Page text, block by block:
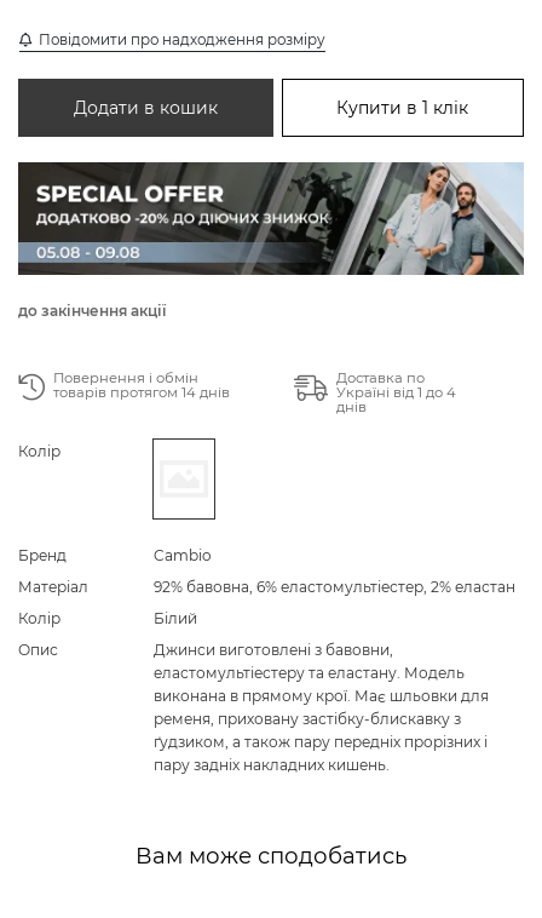
Повідомити про надходження розміру
Додати в кошик Купити в 1 клік
до закінчення акції
Повернення і обмін
товарів протягом 14 днів
Доставка по
Україні від 1 до 4
днів
Колір
Бренд
Cambio
Матеріал
92% бавовна, 6% еластомультіестер, 2% еластан
Колір
Білий
Опис
Джинси виготовлені з бавовни,
еластомультіестеру та еластану. Модель
виконана в прямому крої. Має шльовки для
ременя, приховану застібку-блискавку з
ґудзиком, а також пару передніх прорізних і
пару задніх накладних кишень.
Вам може сподобатись